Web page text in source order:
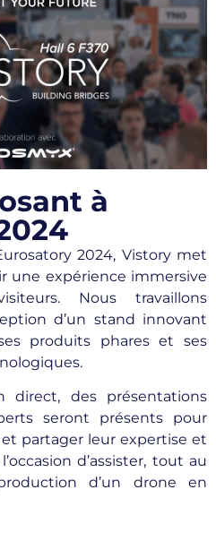
à
2024, Vistory met
expérience immersive
Nous travaillons
d’un stand innovant
produits phares et ses
direct, des présentations
seront présents pour
partager leur expertise et
d’assister, tout au
d’un drone en